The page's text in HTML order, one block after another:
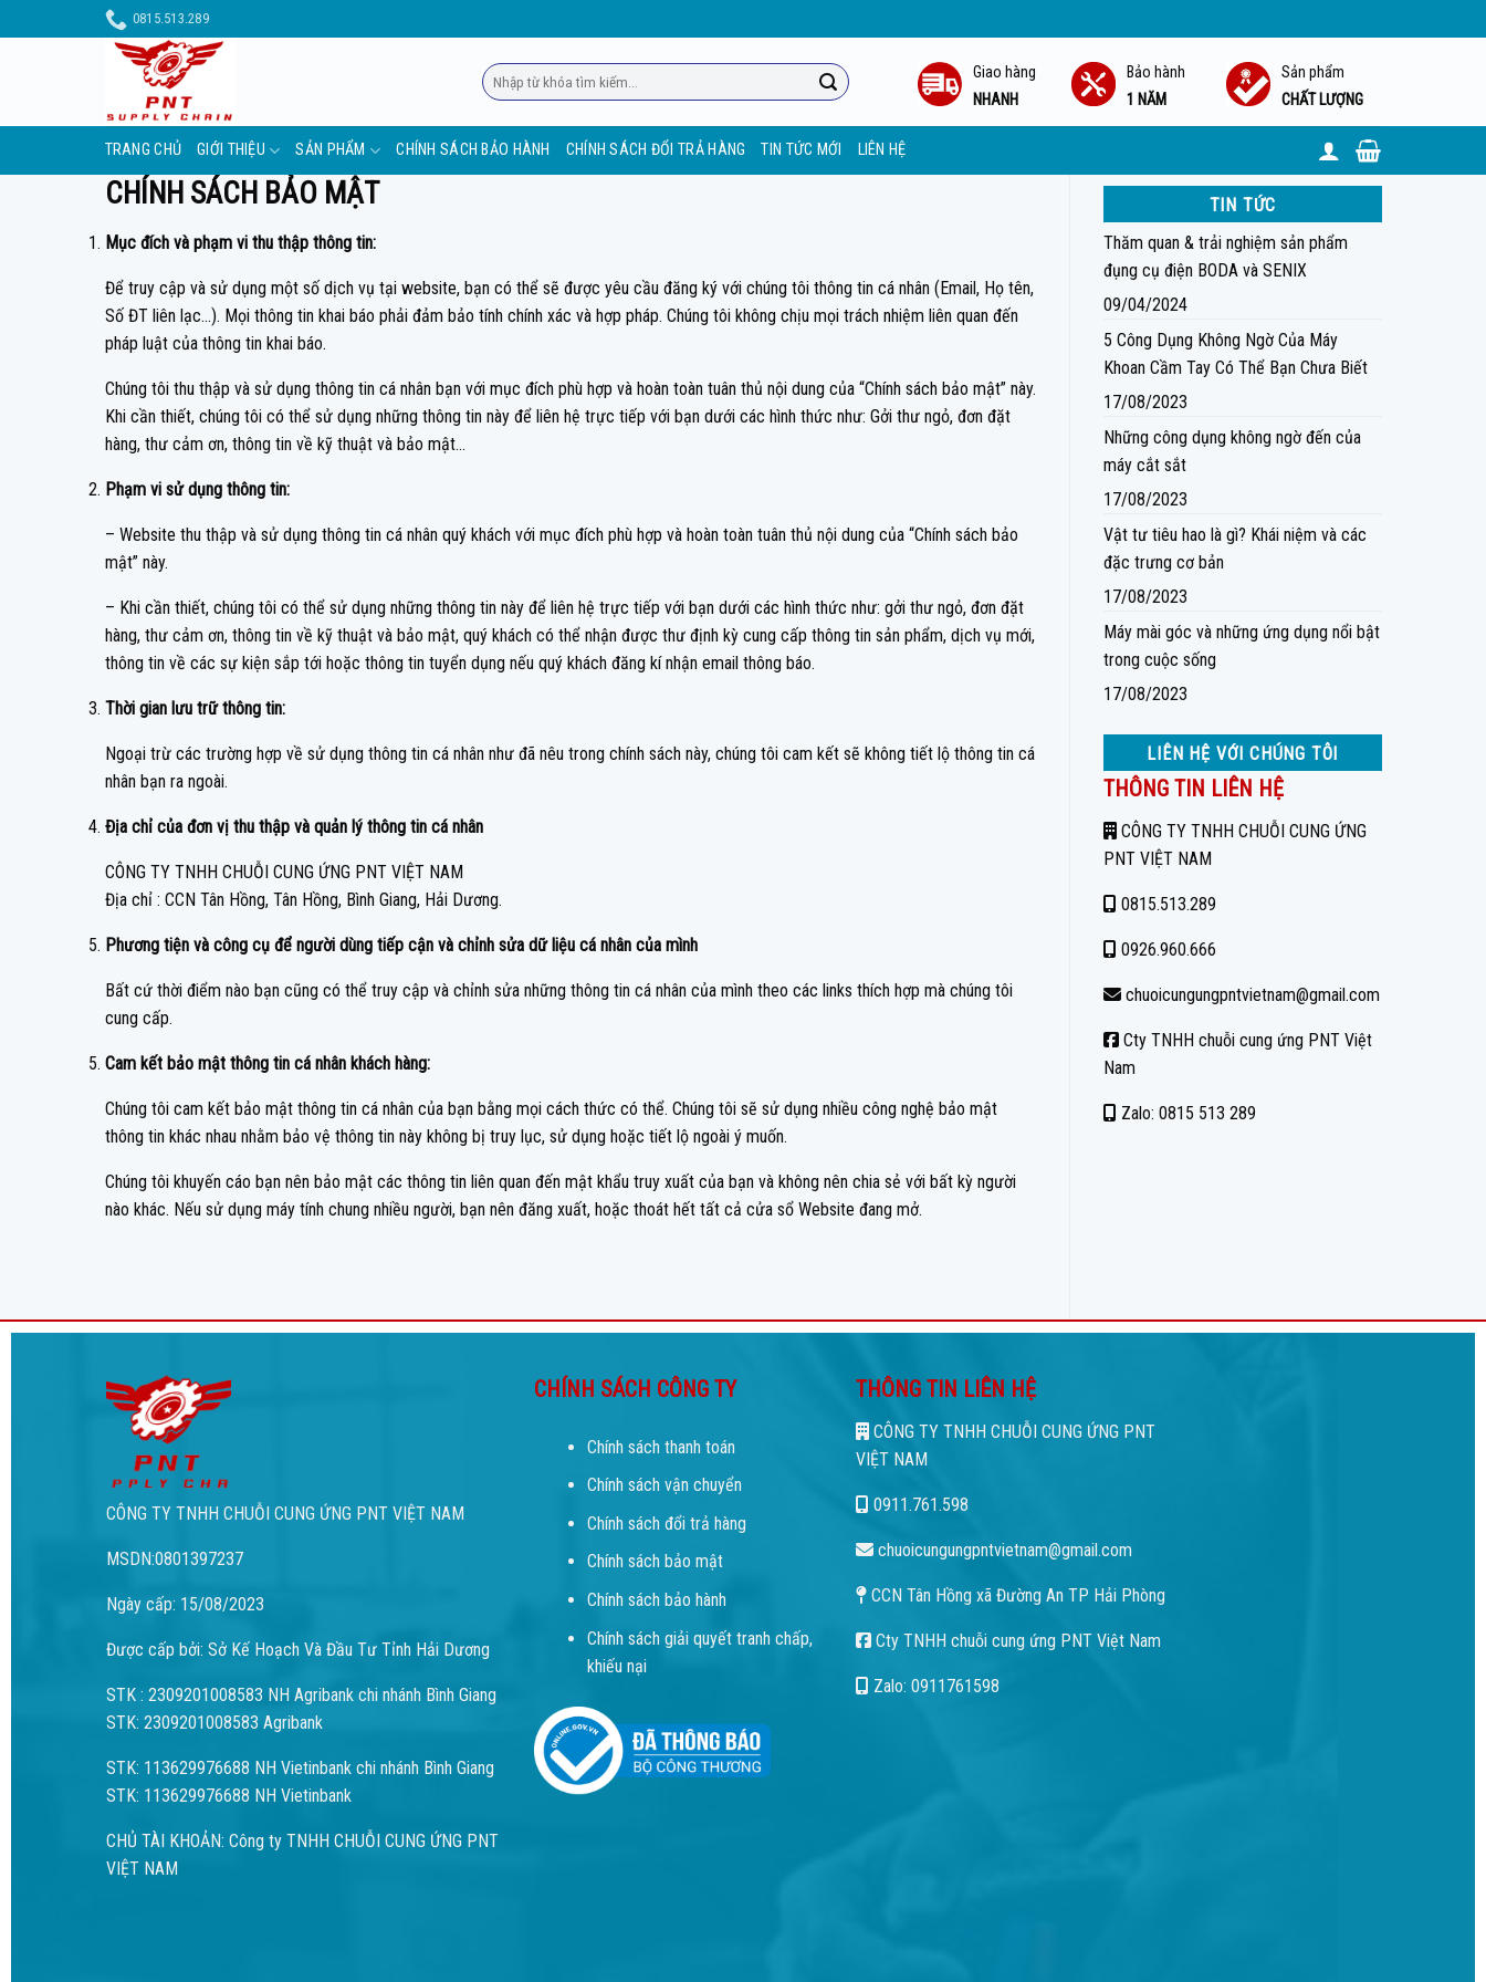
to
0815.513.289
Tìm
kiếm:
Giao hàng
NHANH
Bảo hành
1 NĂM
Sản phẩm
CHẤT LƯỢNG
TRANG CHỦ GIỚI THIỆU SẢN PHẨM CHÍNH SÁCH BẢO HÀNH CHÍNH SÁCH ĐỔI TRẢ HÀNG TIN TỨC MỚI LIÊN HỆ
CHÍNH SÁCH BẢO MẬT
Mục đích và phạm vi thu thập thông tin:
Để truy cập và sử dụng một số dịch vụ tại website, bạn có thể sẽ được yêu cầu đăng ký với chúng tôi thông tin cá nhân (Email, Họ tên,
Số ĐT liên lạc…). Mọi thông tin khai báo phải đảm bảo tính chính xác và hợp pháp. Chúng tôi không chịu mọi trách nhiệm liên quan đến
pháp luật của thông tin khai báo.
Chúng tôi thu thập và sử dụng thông tin cá nhân bạn với mục đích phù hợp và hoàn toàn tuân thủ nội dung của “Chính sách bảo mật” này.
Khi cần thiết, chúng tôi có thể sử dụng những thông tin này để liên hệ trực tiếp với bạn dưới các hình thức như: Gởi thư ngỏ, đơn đặt
hàng, thư cảm ơn, thông tin về kỹ thuật và bảo mật…
Phạm vi sử dụng thông tin:
– Website thu thập và sử dụng thông tin cá nhân quý khách với mục đích phù hợp và hoàn toàn tuân thủ nội dung của “Chính sách bảo
mật” này.
– Khi cần thiết, chúng tôi có thể sử dụng những thông tin này để liên hệ trực tiếp với bạn dưới các hình thức như: gởi thư ngỏ, đơn đặt
hàng, thư cảm ơn, thông tin về kỹ thuật và bảo mật, quý khách có thể nhận được thư định kỳ cung cấp thông tin sản phẩm, dịch vụ mới,
thông tin về các sự kiện sắp tới hoặc thông tin tuyển dụng nếu quý khách đăng kí nhận email thông báo.
Thời gian lưu trữ thông tin:
Ngoại trừ các trường hợp về sử dụng thông tin cá nhân như đã nêu trong chính sách này, chúng tôi cam kết sẽ không tiết lộ thông tin cá
nhân bạn ra ngoài.
Địa chỉ của đơn vị thu thập và quản lý thông tin cá nhân
CÔNG TY TNHH CHUỖI CUNG ỨNG PNT VIỆT NAM
Địa chỉ : CCN Tân Hồng, Tân Hồng, Bình Giang, Hải Dương.
Phương tiện và công cụ để người dùng tiếp cận và chỉnh sửa dữ liệu cá nhân của mình
Bất cứ thời điểm nào bạn cũng có thể truy cập và chỉnh sửa những thông tin cá nhân của mình theo các links thích hợp mà chúng tôi
cung cấp.
Cam kết bảo mật thông tin cá nhân khách hàng:
Chúng tôi cam kết bảo mật thông tin cá nhân của bạn bằng mọi cách thức có thể. Chúng tôi sẽ sử dụng nhiều công nghệ bảo mật
thông tin khác nhau nhằm bảo vệ thông tin này không bị truy lục, sử dụng hoặc tiết lộ ngoài ý muốn.
Chúng tôi khuyến cáo bạn nên bảo mật các thông tin liên quan đến mật khẩu truy xuất của bạn và không nên chia sẻ với bất kỳ người
nào khác. Nếu sử dụng máy tính chung nhiều người, bạn nên đăng xuất, hoặc thoát hết tất cả cửa sổ Website đang mở.
TIN TỨC
Thăm quan & trải nghiệm sản phẩm
đụng cụ điện BODA và SENIX
09/04/2024
5 Công Dụng Không Ngờ Của Máy
Khoan Cầm Tay Có Thể Bạn Chưa Biết
17/08/2023
Những công dụng không ngờ đến của
máy cắt sắt
17/08/2023
Vật tư tiêu hao là gì? Khái niệm và các
đặc trưng cơ bản
17/08/2023
Máy mài góc và những ứng dụng nổi bật
trong cuộc sống
17/08/2023
LIÊN HỆ VỚI CHÚNG TÔI
THÔNG TIN LIÊN HỆ
CÔNG TY TNHH CHUỖI CUNG ỨNG
PNT VIỆT NAM
0815.513.289
0926.960.666
chuoicungungpntvietnam@gmail.com
Cty TNHH chuỗi cung ứng PNT Việt
Nam
Zalo: 0815 513 289
CÔNG TY TNHH CHUỖI CUNG ỨNG PNT VIỆT NAM
MSDN:0801397237
Ngày cấp: 15/08/2023
Được cấp bởi: Sở Kế Hoạch Và Đầu Tư Tỉnh Hải Dương
STK : 2309201008583 NH Agribank chi nhánh Bình Giang
STK: 2309201008583 Agribank
STK: 113629976688 NH Vietinbank chi nhánh Bình Giang
STK: 113629976688 NH Vietinbank
CHỦ TÀI KHOẢN: Công ty TNHH CHUỖI CUNG ỨNG PNT
VIỆT NAM
CHÍNH SÁCH CÔNG TY
Chính sách thanh toán
Chính sách vận chuyển
Chính sách đổi trả hàng
Chính sách bảo mật
Chính sách bảo hành
Chính sách giải quyết tranh chấp,
khiếu nại
THÔNG TIN LIÊN HỆ
CÔNG TY TNHH CHUỖI CUNG ỨNG PNT
VIỆT NAM
0911.761.598
chuoicungungpntvietnam@gmail.com
CCN Tân Hồng xã Đường An TP Hải Phòng
Cty TNHH chuỗi cung ứng PNT Việt Nam
Zalo: 0911761598